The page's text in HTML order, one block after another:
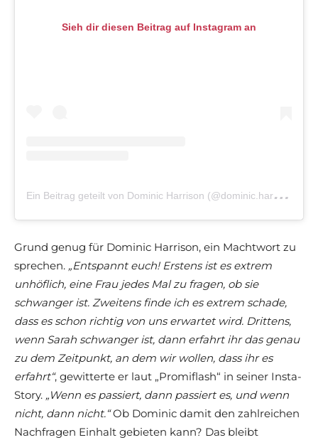
Sieh dir diesen Beitrag auf Instagram an
E
in Beitrag geteilt von Dominic Harrison (@dominic.harrison.official)
Grund genug für Dominic Harrison, ein Machtwort zu
sprechen. „Entspannt euch! Erstens ist es extrem
unhöflich, eine Frau jedes Mal zu fragen, ob sie
schwanger ist. Zweitens finde ich es extrem schade,
dass es schon richtig von uns erwartet wird. Drittens,
wenn Sarah schwanger ist, dann erfahrt ihr das genau
zu dem Zeitpunkt, an dem wir wollen, dass ihr es
erfahrt“, gewitterte er laut „Promiflash“ in seiner Insta-
Story. „Wenn es passiert, dann passiert es, und wenn
nicht, dann nicht.“Ob Dominic damit den zahlreichen
Nachfragen Einhalt gebieten kann? Das bleibt